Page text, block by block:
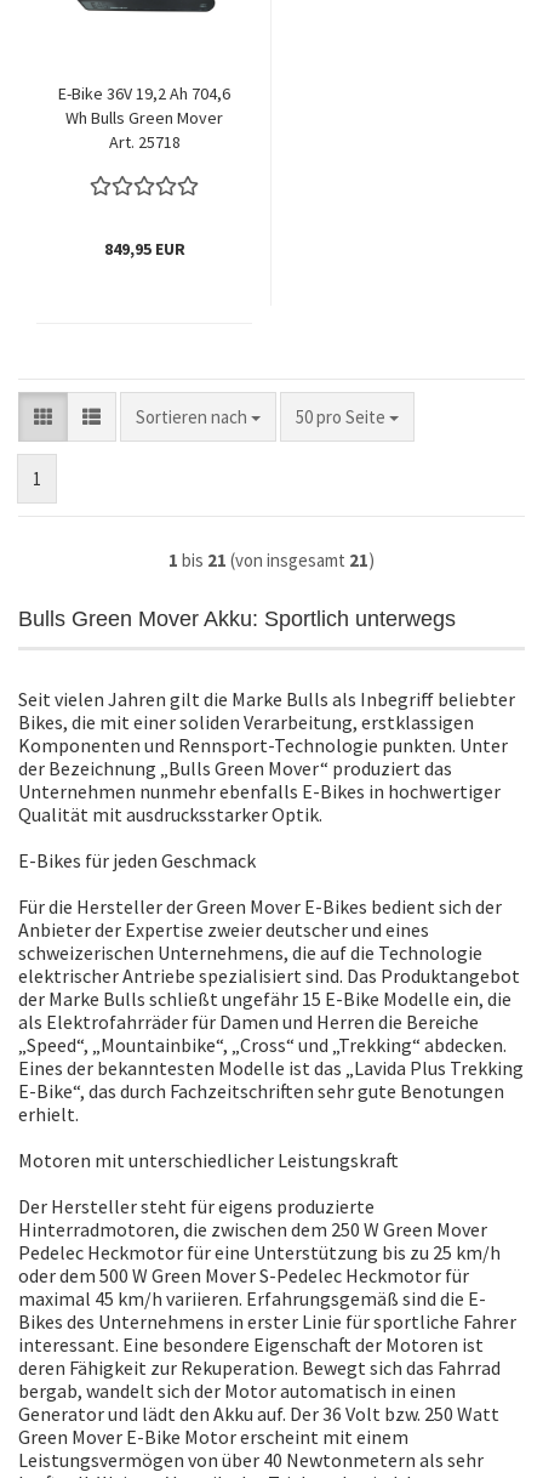
E-Bike 36V 19,2 Ah 704,6
Wh Bulls Green Mover
Art. 25718
849,95 EUR
Sortieren nach
Sortieren nach 50 pro Seite
pro Seite
1
1 bis 21 (von insgesamt 21)
Bulls Green Mover Akku: Sportlich unterwegs
Seit vielen Jahren gilt die Marke Bulls als Inbegriff beliebter
Bikes, die mit einer soliden Verarbeitung, erstklassigen
Komponenten und Rennsport-Technologie punkten. Unter
der Bezeichnung „Bulls Green Mover“ produziert das
Unternehmen nunmehr ebenfalls E-Bikes in hochwertiger
Qualität mit ausdrucksstarker Optik.
E-Bikes für jeden Geschmack
Für die Hersteller der Green Mover E-Bikes bedient sich der
Anbieter der Expertise zweier deutscher und eines
schweizerischen Unternehmens, die auf die Technologie
elektrischer Antriebe spezialisiert sind. Das Produktangebot
der Marke Bulls schließt ungefähr 15 E-Bike Modelle ein, die
als Elektrofahrräder für Damen und Herren die Bereiche
„Speed“, „Mountainbike“, „Cross“ und „Trekking“ abdecken.
Eines der bekanntesten Modelle ist das „Lavida Plus Trekking
E-Bike“, das durch Fachzeitschriften sehr gute Benotungen
erhielt.
Motoren mit unterschiedlicher Leistungskraft
Der Hersteller steht für eigens produzierte
Hinterradmotoren, die zwischen dem 250 W Green Mover
Pedelec Heckmotor für eine Unterstützung bis zu 25 km/h
oder dem 500 W Green Mover S-Pedelec Heckmotor für
maximal 45 km/h variieren. Erfahrungsgemäß sind die E-
Bikes des Unternehmens in erster Linie für sportliche Fahrer
interessant. Eine besondere Eigenschaft der Motoren ist
deren Fähigkeit zur Rekuperation. Bewegt sich das Fahrrad
bergab, wandelt sich der Motor automatisch in einen
Generator und lädt den Akku auf. Der 36 Volt bzw. 250 Watt
Green Mover E-Bike Motor erscheint mit einem
Leistungsvermögen von über 40 Newtonmetern als sehr